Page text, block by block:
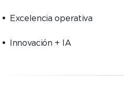
Excelencia operativa
Innovación + IA